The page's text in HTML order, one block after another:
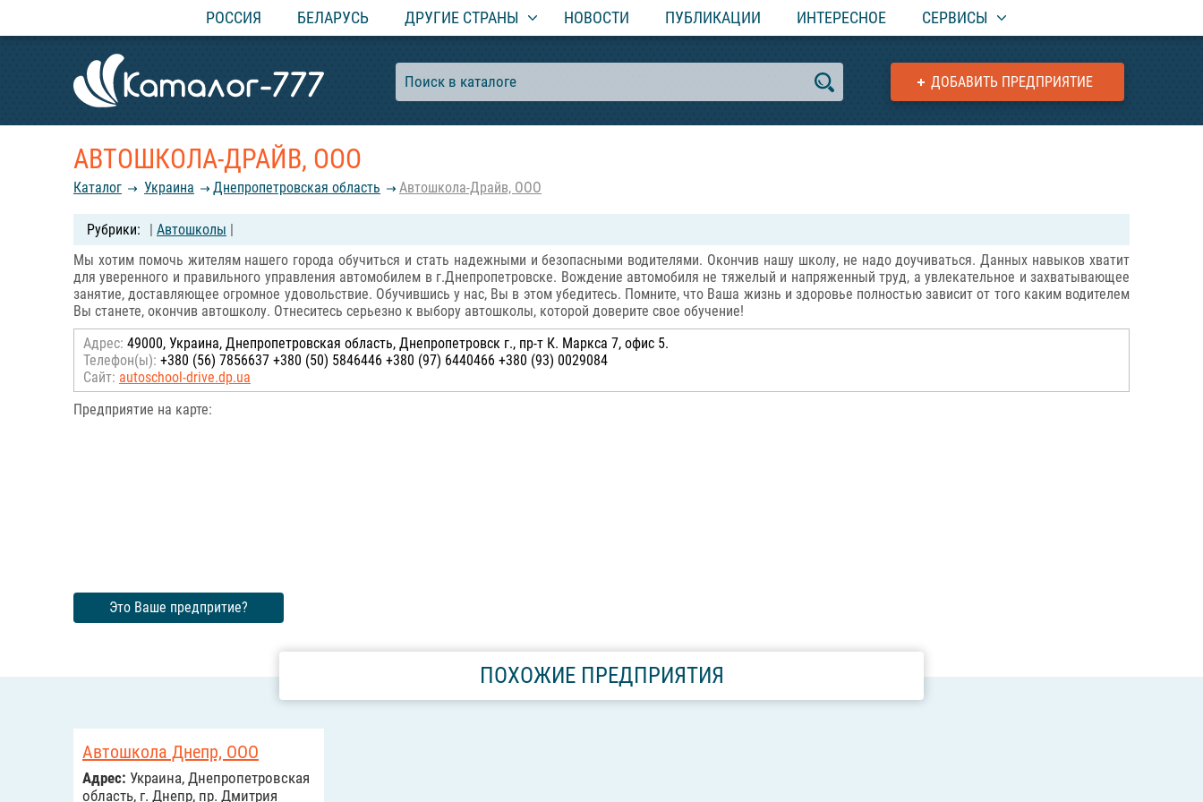
РОССИЯ БЕЛАРУСЬ ДРУГИЕ СТРАНЫ НОВОСТИ ПУБЛИКАЦИИ ИНТЕРЕСНОЕ СЕРВИСЫ
ДОБАВИТЬ ПРЕДПРИЯТИЕ
АВТОШКОЛА-ДРАЙВ, ООО
Каталог Украина Днепропетровская область Автошкола-Драйв, ООО
| Автошколы |
Мы хотим помочь жителям нашего города обучиться и стать надежными и безопасными водителями. Окончив нашу школу, не надо доучиваться. Данных навыков хватит
для уверенного и правильного управления автомобилем в г.Днепропетровске. Вождение автомобиля не тяжелый и напряженный труд, а увлекательное и захватывающее
занятие, доставляющее огромное удовольствие. Обучившись у нас, Вы в этом убедитесь. Помните, что Ваша жизнь и здоровье полностью зависит от того каким водителем
Вы станете, окончив автошколу. Отнеситесь серьезно к выбору автошколы, которой доверите свое обучение!
Адрес: 49000, Украина, Днепропетровская область, Днепропетровск г., пр-т К. Маркса 7, офис 5.
Телефон(ы): +380 (56) 7856637 +380 (50) 5846446 +380 (97) 6440466 +380 (93) 0029084
Сайт: autoschool-drive.dp.ua
Предприятие на карте:
Это Ваше предпритие?
ПОХОЖИЕ ПРЕДПРИЯТИЯ
Автошкола Днепр, ООО
Адрес: Украина, Днепропетровская
область, г. Днепр, пр. Дмитрия